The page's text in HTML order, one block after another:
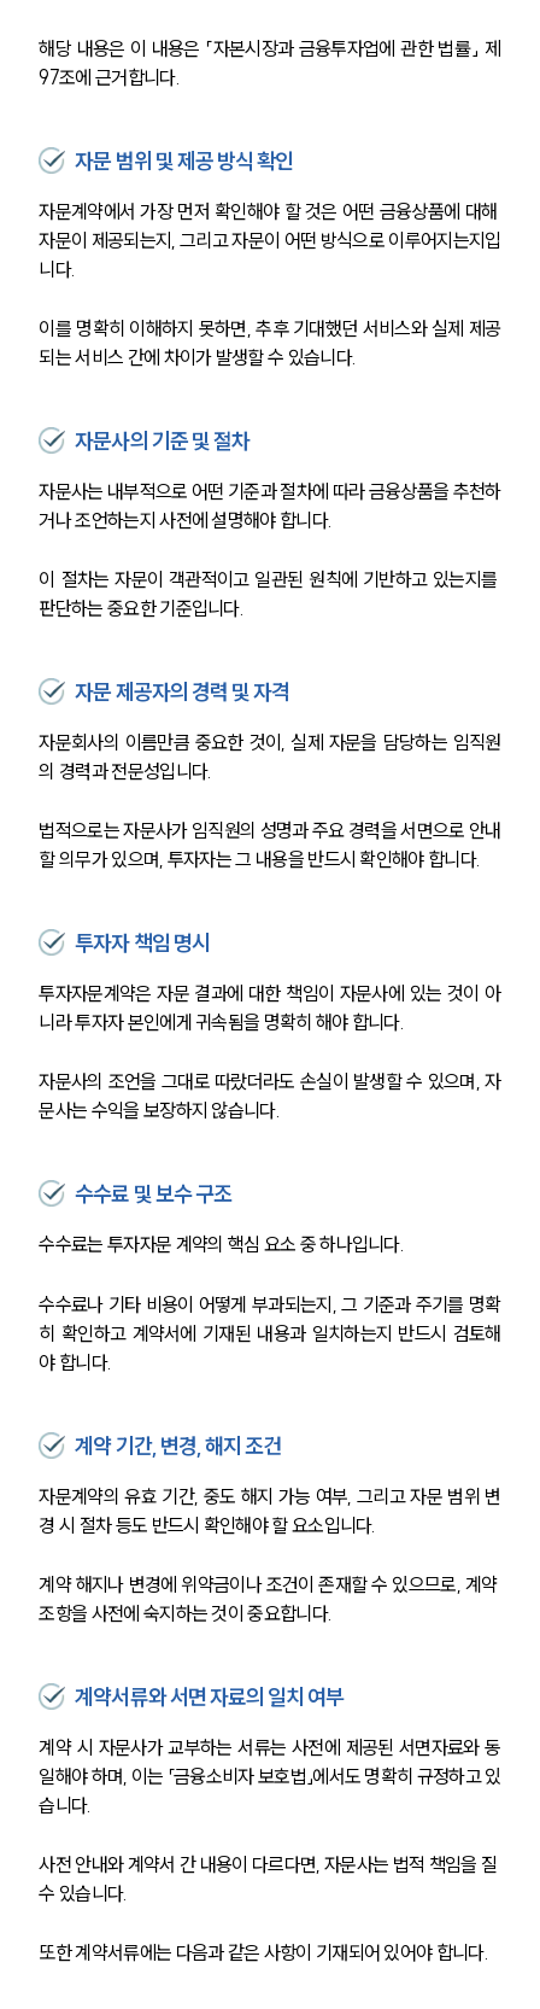
해당 내용은 이 내용은 「자본시장과 금융투자업에 관한 법률」 제
97조에 근거합니다.
자문 범위 및 제공 방식 확인
자문계약에서 가장 먼저 확인해야 할 것은 어떤 금융상품에 대해
자문이 제공되는지, 그리고 자문이 어떤 방식으로 이루어지는지입
니다.
이를 명확히 이해하지 못하면, 추후 기대했던 서비스와 실제 제공
되는 서비스 간에 차이가 발생할 수 있습니다.
자문사의 기준 및 절차
자문사는 내부적으로 어떤 기준과 절차에 따라 금융상품을 추천하
거나 조언하는지 사전에 설명해야 합니다.
이 절차는 자문이 객관적이고 일관된 원칙에 기반하고 있는지를
판단하는 중요한 기준입니다.
자문 제공자의 경력 및 자격
자문회사의 이름만큼 중요한 것이, 실제 자문을 담당하는 임직원
의 경력과 전문성입니다.
법적으로는 자문사가 임직원의 성명과 주요 경력을 서면으로 안내
할 의무가 있으며, 투자자는 그 내용을 반드시 확인해야 합니다.
투자자 책임 명시
투자자문계약은 자문 결과에 대한 책임이 자문사에 있는 것이 아
니라 투자자 본인에게 귀속됨을 명확히 해야 합니다.
자문사의 조언을 그대로 따랐더라도 손실이 발생할 수 있으며, 자
문사는 수익을 보장하지 않습니다.
수수료 및 보수 구조
수수료는 투자자문 계약의 핵심 요소 중 하나입니다.
수수료나 기타 비용이 어떻게 부과되는지, 그 기준과 주기를 명확
히 확인하고 계약서에 기재된 내용과 일치하는지 반드시 검토해
야 합니다.
계약 기간, 변경, 해지 조건
자문계약의 유효 기간, 중도 해지 가능 여부, 그리고 자문 범위 변
경 시 절차 등도 반드시 확인해야 할 요소입니다.
계약 해지나 변경에 위약금이나 조건이 존재할 수 있으므로, 계약
조항을 사전에 숙지하는 것이 중요합니다.
계약서류와 서면 자료의 일치 여부
계약 시 자문사가 교부하는 서류는 사전에 제공된 서면자료와 동
일해야 하며, 이는 「금융소비자 보호법」에서도 명확히 규정하고 있
습니다.
사전 안내와 계약서 간 내용이 다르다면, 자문사는 법적 책임을 질
수 있습니다.
또한 계약서류에는 다음과 같은 사항이 기재되어 있어야 합니다.